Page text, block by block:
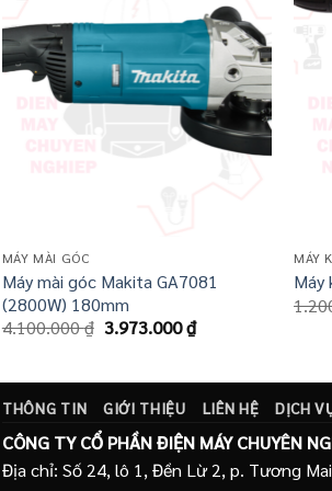
MÁY MÀI GÓC
Máy mài góc Makita GA7081
(2800W) 180mm
4.100.000₫ Giá
4.100.000 ₫.
3.973.000₫Giá
hiện
là:
3.973.000 ₫.
MÁY
Máy
THÔNG TIN GIỚI THIỆU LIÊN HỆ DỊCH
CÔNG TY CỔ PHẦN ĐIỆN MÁY CHUYÊN
Địa chỉ: Số 24, lô 1, Đền Lừ 2, p. Tương